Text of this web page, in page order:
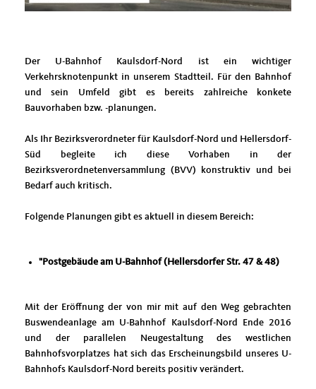
Der U-Bahnhof Kaulsdorf-Nord ist ein wichtiger
Verkehrsknotenpunkt in unserem Stadtteil. Für den Bahnhof
und sein Umfeld gibt es bereits zahlreiche konkete
Bauvorhaben bzw. -planungen.
Als Ihr Bezirksverordneter für Kaulsdorf-Nord und Hellersdorf-
Süd begleite ich diese Vorhaben in der
Bezirksverordnetenversammlung (BVV) konstruktiv und bei
Bedarf auch kritisch.
Folgende Planungen gibt es aktuell in diesem Bereich:
"Postgebäude am U-Bahnhof (Hellersdorfer Str. 47 & 48)
Mit der Eröffnung der von mir mit auf den Weg gebrachten
Buswendeanlage am U-Bahnhof Kaulsdorf-Nord Ende 2016
und der parallelen Neugestaltung des westlichen
Bahnhofsvorplatzes hat sich das Erscheinungsbild unseres U-
Bahnhofs Kaulsdorf-Nord bereits positiv verändert.